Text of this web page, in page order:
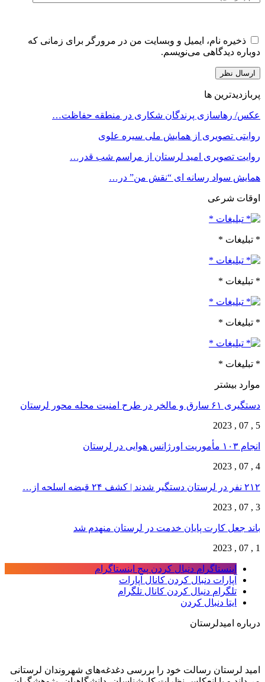
ذخیره نام، ایمیل و وبسایت من در مرورگر برای زمانی که
دوباره دیدگاهی می‌نویسم.
پربازدیدترین ها
عکس/ رهاسازی پرندگان شکاری در منطقه حفاظت…
روایتی تصویری از همایش ملی سیره علوی
روایت تصویری امید لرستان از مراسم شب قدر…
همایش سواد رسانه ای “نقش من” در…
اوقات شرعی
* تبلیغات *
* تبلیغات *
* تبلیغات *
* تبلیغات *
موارد بیشتر
دستگیری ۶۱ سارق و مالخر در طرح امنیت محله محور لرستان
5 , 07 , 2023
انجام ۱۰۳ مأموریت اورژانس هوایی در لرستان
4 , 07 , 2023
۲۱۲ نفر در لرستان دستگیر شدند | کشف ۲۴ قبضه اسلحه از…
3 , 07 , 2023
باند جعل کارت پایان خدمت در لرستان منهدم شد
1 , 07 , 2023
اینستاگرام دنبال کردن پیج اینستاگرام
آپارات دنبال کردن کانال آپارات
تلگرام دنبال کردن کانال تلگرام
ایتا دنبال کردن
درباره امیدلرستان
امید لرستان رسالت خود را بررسی دغدغه‌های شهروندان لرستانی